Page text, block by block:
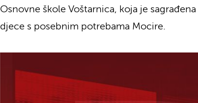
Osnovne škole Voštarnica, koja je
djece s posebnim potrebama Mocire.